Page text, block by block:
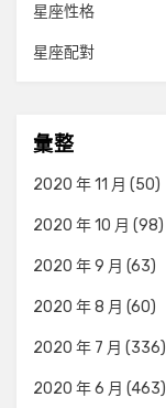
星座性格
星座配對
彙整
2020 年 11 月 (50)
2020 年 10 月 (98)
2020 年 9 月 (63)
2020 年 8 月 (60)
2020 年 7 月 (336)
2020 年 6 月 (463)